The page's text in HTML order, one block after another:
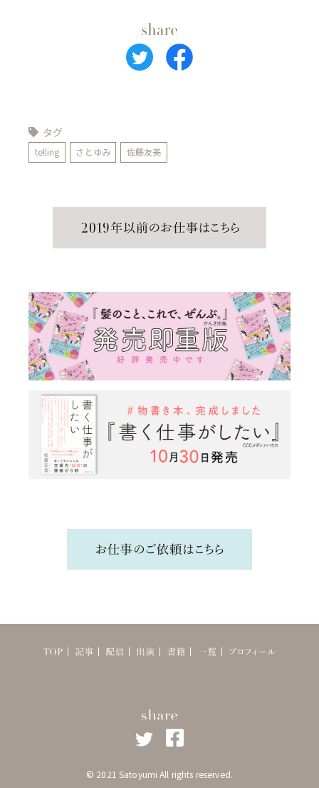
タグ
telling さとゆみ 佐藤友美
©︎ 2021 Satoyumi All rights reserved.